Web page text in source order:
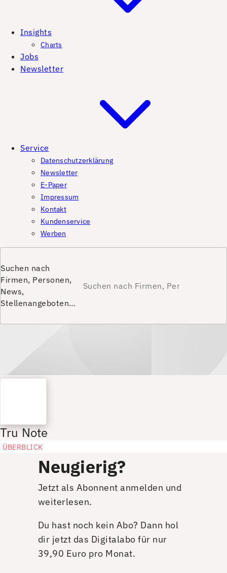
Insights
Charts
Jobs
Newsletter
Service
Datenschutzerklärung
Newsletter
E-Paper
Impressum
Kontakt
Kundenservice
Werben
Suchen nach
Firmen, Personen,
News,
Stellenangeboten…
Tru Note
ÜBERBLICK
Neugierig?
Jetzt als Abonnent anmelden und
weiterlesen.
Du hast noch kein Abo? Dann hol
dir jetzt das Digitalabo für nur
39,90 Euro pro Monat.